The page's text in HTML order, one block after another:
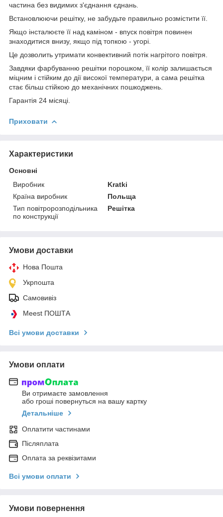
частина без видимих з'єднання єднань.
Встановлюючи решітку, не забудьте правильно розмістити її.
Якщо інсталюєте її над каміном - впуск повітря повинен
знаходитися внизу, якщо під топкою - угорі.
Це дозволить утримати конвективний потік нагрітого повітря.
Завдяки фарбуванню решітки порошком, її колір залишається
міцним і стійким до дії високої температури, а сама решітка
стає більш стійкою до механічних пошкоджень.
Гарантія 24 місяці.
Приховати
Характеристики
Основні
Виробник
Kratki
Країна виробник
Польща
Тип повітророзподільника
по конструкції
Решітка
Умови доставки
Нова Пошта
Укрпошта
Самовивіз
Meest ПОШТА
Всі умови доставки
Умови оплати
Ви отримаєте замовлення
або гроші повернуться на вашу картку
Детальніше
Оплатити частинами
Післяплата
Оплата за реквізитами
Всі умови оплати
Умови повернення